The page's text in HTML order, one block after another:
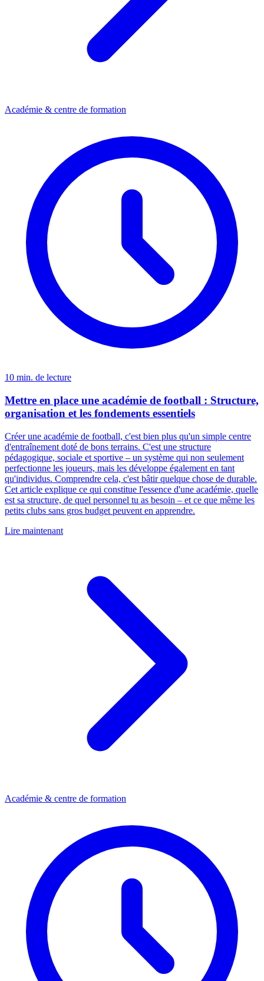
Académie & centre de formation
10 min. de lecture
Mettre en place une académie de football : Structure,
organisation et les fondements essentiels
Créer une académie de football, c'est bien plus qu'un simple centre
d'entraînement doté de bons terrains. C'est une structure
pédagogique, sociale et sportive – un système qui non seulement
perfectionne les joueurs, mais les développe également en tant
qu'individus. Comprendre cela, c'est bâtir quelque chose de durable.
Cet article explique ce qui constitue l'essence d'une académie, quelle
est sa structure, de quel personnel tu as besoin – et ce que même les
petits clubs sans gros budget peuvent en apprendre.
Lire maintenant
Académie & centre de formation